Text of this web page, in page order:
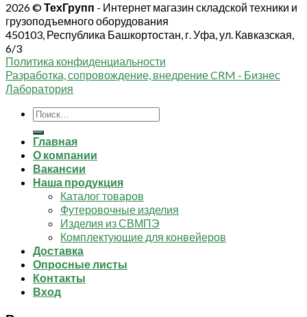
2026 ©ТехГрупп - Интернет магазин складской техники и
грузоподъемного оборудования
450103, Республика Башкортостан, г. Уфа, ул. Кавказская,
6/3
Политика конфиденциальности
Разработка, сопровождение, внедрение CRM - Бизнес
Лаборатория
Искать:
Главная
О компании
Вакансии
Наша продукция
Каталог товаров
Футеровочные изделия
Изделия из СВМПЭ
Комплектующие для конвейеров
Доставка
Опросные листы
Контакты
Вход